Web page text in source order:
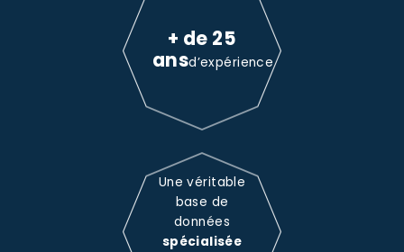
+ de 25
ansd’expérience
Une véritable
base de
données
spécialisée